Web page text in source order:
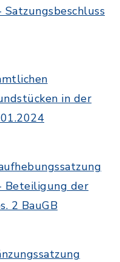
in der
Beteiligung der
2 BauGB